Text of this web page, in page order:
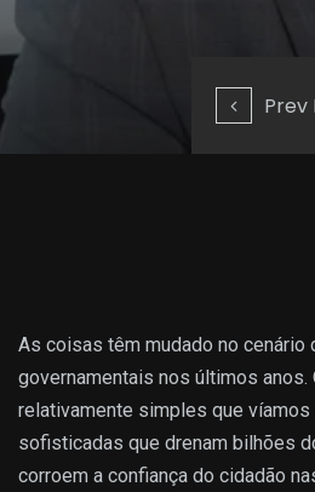
Prev
As coisas têm mudado no cenário
governamentais nos últimos anos.
relativamente simples que
sofisticadas que drenam bilhões
corroem a confiança do cidadão